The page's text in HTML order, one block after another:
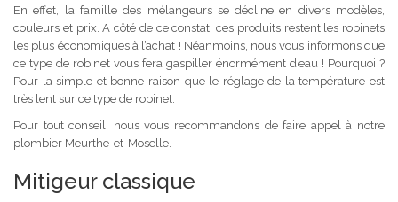
En effet, la famille des mélangeurs se décline en divers modèles,
couleurs et prix. A côté de ce constat, ces produits restent les robinets
les plus économiques à l’achat ! Néanmoins, nous vous informons que
ce type de robinet vous fera gaspiller énormément d’eau ! Pourquoi ?
Pour la simple et bonne raison que le réglage de la température est
très lent sur ce type de robinet.
Pour tout conseil, nous vous recommandons de faire appel à notre
plombier Meurthe-et-Moselle.
Mitigeur classique